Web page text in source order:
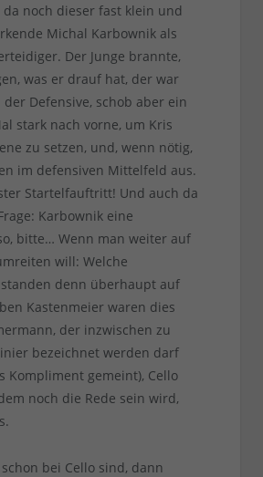
noch dieser fast klein und
Michal Karbownik als
Der Junge brannte,
was er drauf hat, der war
Defensive, schob aber ein
stark nach vorne, um Kris
zu setzen, und, wenn nötig,
im defensiven Mittelfeld aus.
Startelfauftritt! Und auch da
Karbownik eine
bitte… Wenn man weiter auf
will: Welche
denn überhaupt auf
Kastenmeier waren dies
der inzwischen zu
bezeichnet werden darf
Kompliment gemeint), Cello
noch die Rede sein wird,
bei Cello sind, dann